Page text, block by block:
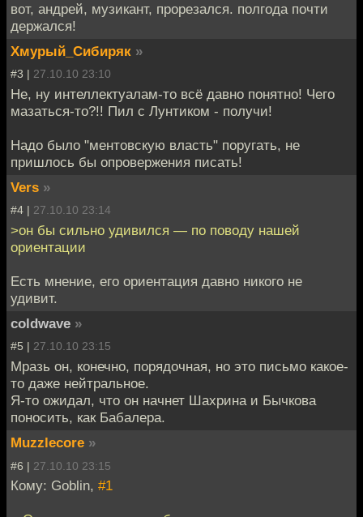
вот, андрей, музикант, прорезался. полгода почти
держался!
Хмурый_Сибиряк »
#3 | 27.10.10 23:10
Не, ну интеллектуалам-то всё давно понятно! Чего
мазаться-то?!! Пил с Лунтиком - получи!
Надо было "ментовскую власть" поругать, не
пришлось бы опровержения писать!
Vers »
#4 | 27.10.10 23:14
>он бы сильно удивился — по поводу нашей
ориентации
Есть мнение, его ориентация давно никого не
удивит.
coldwave »
#5 | 27.10.10 23:15
Мразь он, конечно, порядочная, но это письмо какое-
то даже нейтральное.
Я-то ожидал, что он начнет Шахрина и Бычкова
поносить, как Бабалера.
Muzzlecore »
#6 | 27.10.10 23:15
Кому: Goblin, #1